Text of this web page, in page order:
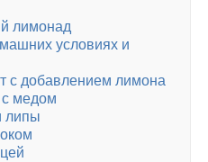
лимонад
условиях и
с добавлением лимона
медом
липы